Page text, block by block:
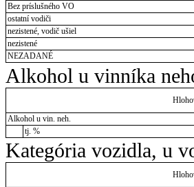
Bez príslušného VO
ostatní vodiči
nezistené, vodič ušiel
nezistené
NEZADANÉ
Alkohol u vinníka
Alkohol u vin. neh.
tj. %
Kategória vozidla, u